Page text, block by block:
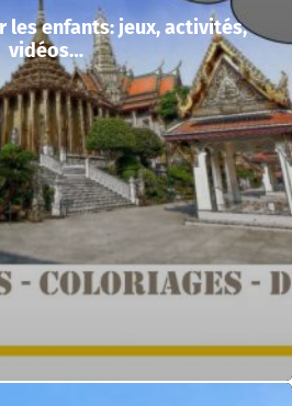
les enfants: jeux, activités,
vidéos…